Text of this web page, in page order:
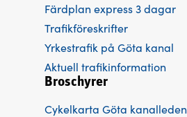
Färdplan express 3 dagar
Trafikföreskrifter
Yrkestrafik på Göta kanal
Aktuell trafikinformation
Broschyrer
Cykelkarta Göta kanalleden